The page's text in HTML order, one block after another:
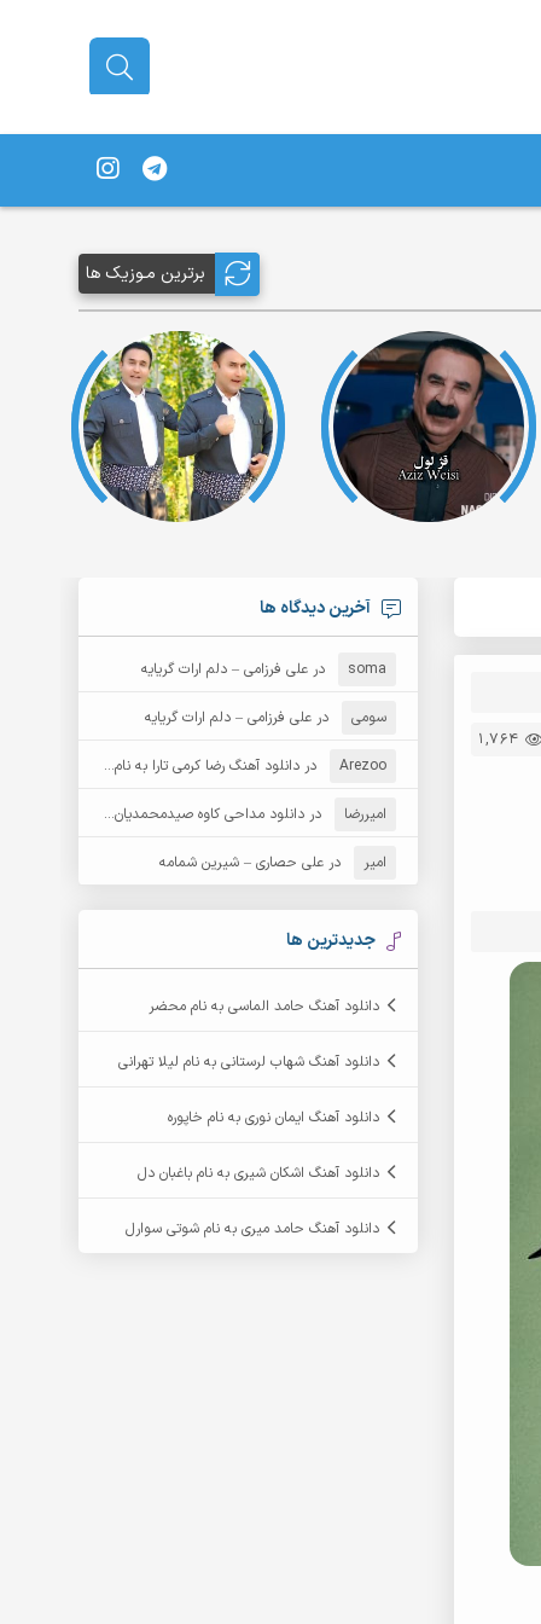
برترین مـوزیک ها
1,764
آخرین دیدگاه ها
soma درعلی فرزامی – دلم ارات گریایه
سومی درعلی فرزامی – دلم ارات گریایه
Arezoo دردانلود آهنگ رضا کرمی تارا به نام قمار
امیررضا دردانلود مداحی کاوه صیدمحمدیان به نام سردار باوفا
امیر درعلی حصاری – شیرین شمامه
جدیدترین ها
دانلود آهنگ حامد الماسی به نام محضر
دانلود آهنگ شهاب لرستانی به نام لیلا تهرانی
دانلود آهنگ ایمان نوری به نام خاپوره
دانلود آهنگ اشکان شیری به نام باغبان دل
دانلود آهنگ حامد میری به نام شوتی سوارل